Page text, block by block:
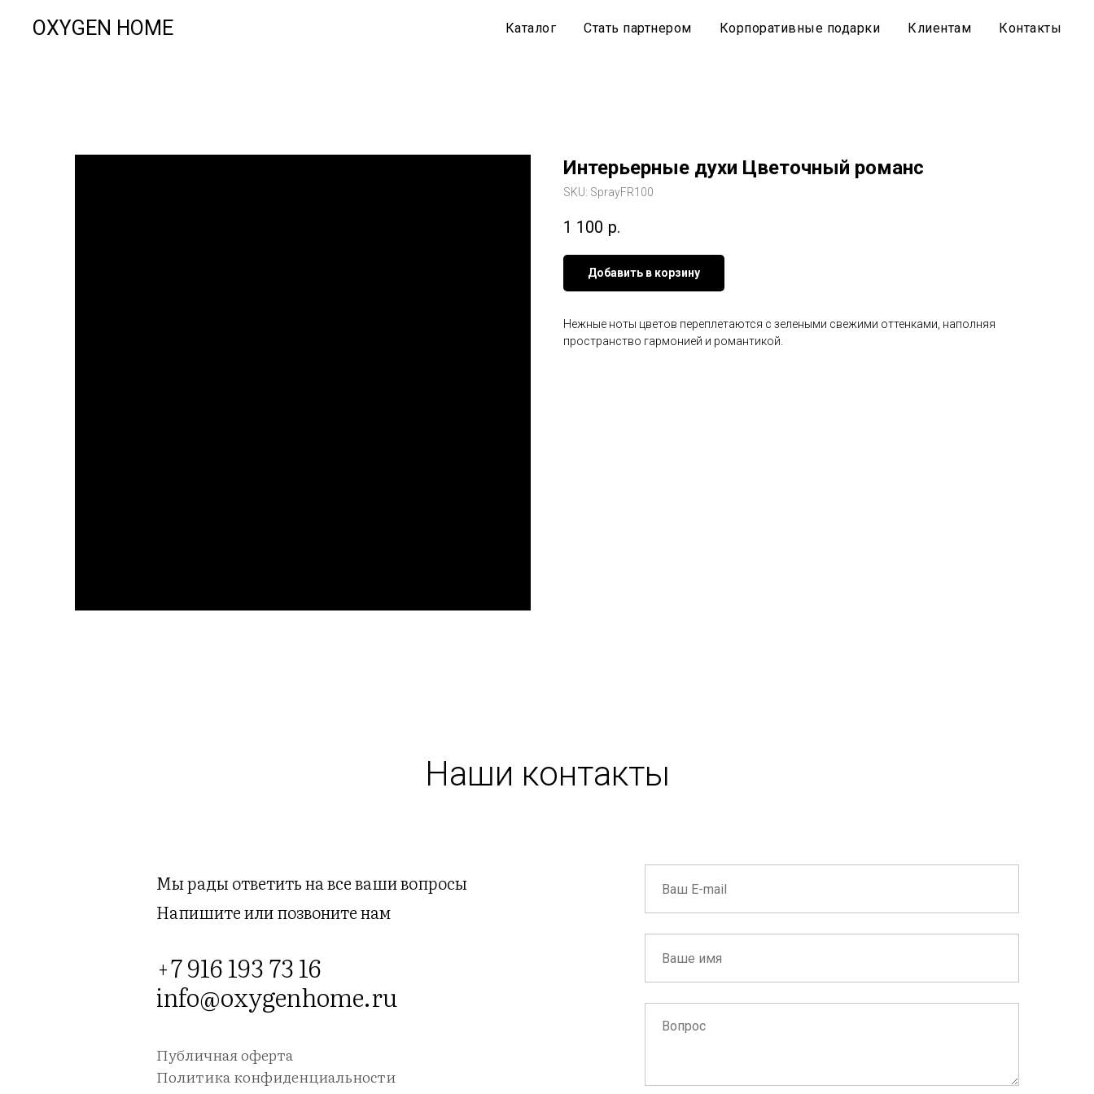
OXYGEN HOME Каталог Стать партнером Корпоративные подарки Клиентам Контакты
Интерьерные духи Цветочный романс
SKU: SprayFR100
1 100 р.
Добавить в корзину
Нежные ноты цветов переплетаются с зелеными свежими оттенками, наполняя
пространство гармонией и романтикой.
Наши контакты
Мы рады ответить на все ваши вопросы
Напишите или позвоните нам
+7 916 193 73 16
info@oxygenhome.ru
Публичная оферта
Политика конфиденциальности